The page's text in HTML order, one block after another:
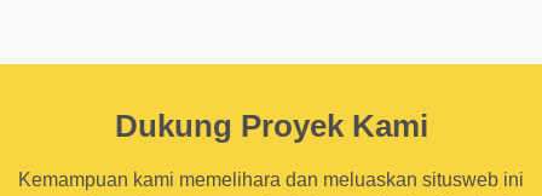
Dukung Proyek Kami
Kemampuan kami memelihara dan meluaskan situsweb ini